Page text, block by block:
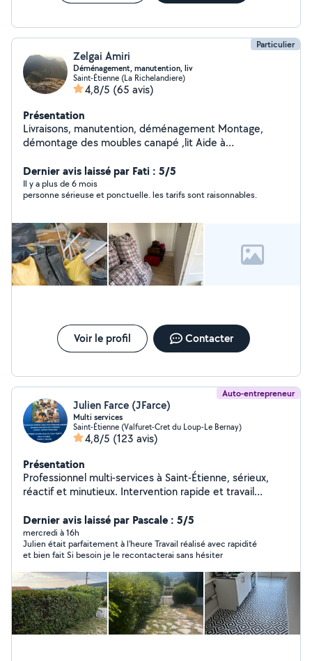
Particulier
Zelgai Amiri
Déménagement, manutention, liv
Saint-Étienne (La Richelandiere)
4,8/5 (65 avis)
Présentation
Livraisons, manutention, déménagement Montage,
démontage des moubles canapé ,lit Aide à
Dernier avis laissé par Fati : 5/5
Il y a plus de 6 mois
personne sérieuse et ponctuelle. les tarifs sont raisonnables.
Voir le profil Contacter
Auto-entrepreneur
Julien Farce (JFarce)
Multi services
Saint-Étienne (Valfuret-Cret du Loup-Le Bernay)
4,8/5 (123 avis)
Présentation
Professionnel multi-services à Saint-Étienne, sérieux,
réactif et minutieux. Intervention rapide et travail
quotidien : Bricolage & travaux Petits travaux tous corps
d'état Pose de parquet flottant Pose de portes
coulissantes Toile de verre & peinture Électricité
Installation de luminaires Remplacement prises &
interrupteurs Aménagement & mobilier Montage de
meubles Livraison meubles & électroménager Services
pratiques Aide au déménagement Extérieur & entretien
Tonte, débroussaillage, taille de haies Nettoyage
extérieur (maison, terrain, cave, cimetière) Travail
Dernier avis laissé par Pascale : 5/5
mercredi à 16h
Julien était parfaitement à l'heure Travail réalisé avec rapidité
et bien fait Si besoin je le recontacterai sans hésiter